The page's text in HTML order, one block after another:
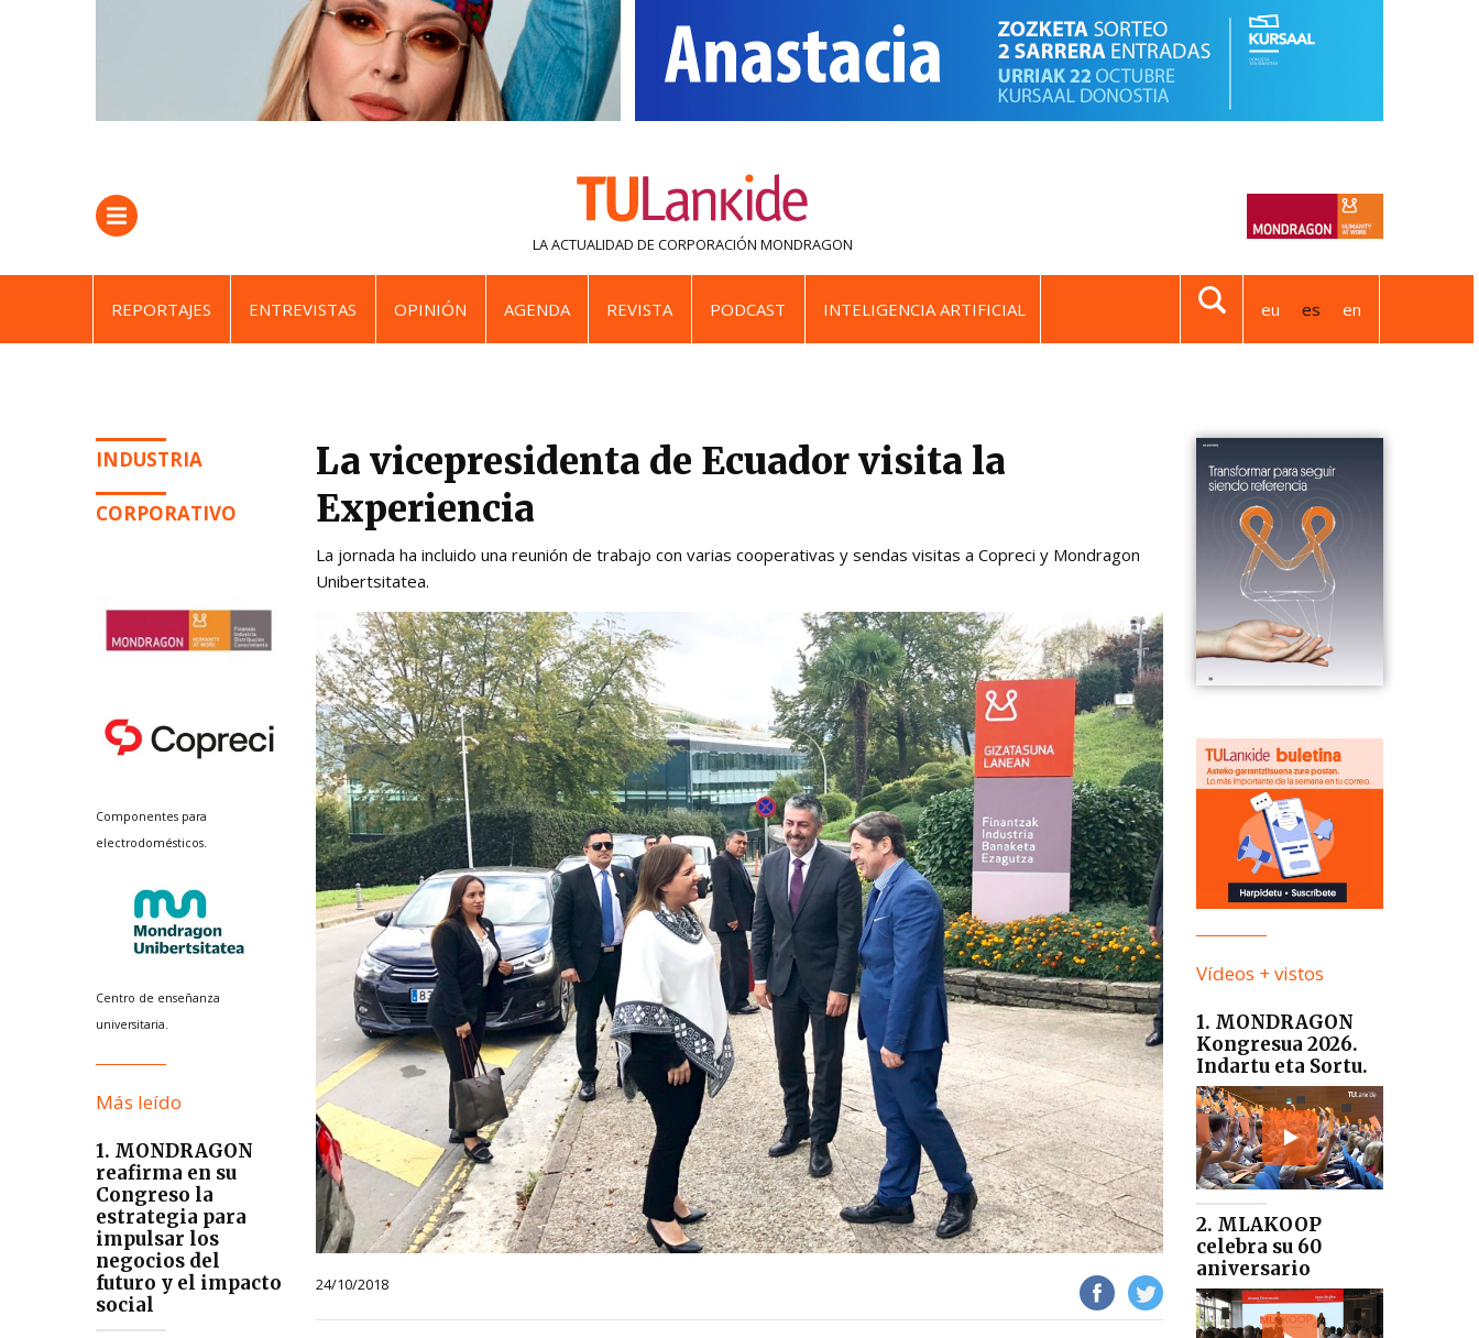
LA ACTUALIDAD DE CORPORACIÓN MONDRAGON
REPORTAJES ENTREVISTAS OPINIÓN AGENDA REVISTA PODCAST INTELIGENCIA ARTIFICIAL eu es en
INDUSTRIA
CORPORATIVO
Componentes para
electrodomésticos.
Centro de enseñanza
universitaria.
Más leído
1. MONDRAGON
reafirma en su
Congreso la
estrategia para
impulsar los
negocios del
futuro y el impacto
social
La vicepresidenta de Ecuador visita la
Experiencia
La jornada ha incluido una reunión de trabajo con varias cooperativas y sendas visitas a Copreci y Mondragon
Unibertsitatea.
24/10/2018
Vídeos + vistos
1. MONDRAGON
Kongresua 2026.
Indartu eta Sortu.
2. MLAKOOP
celebra su 60
aniversario